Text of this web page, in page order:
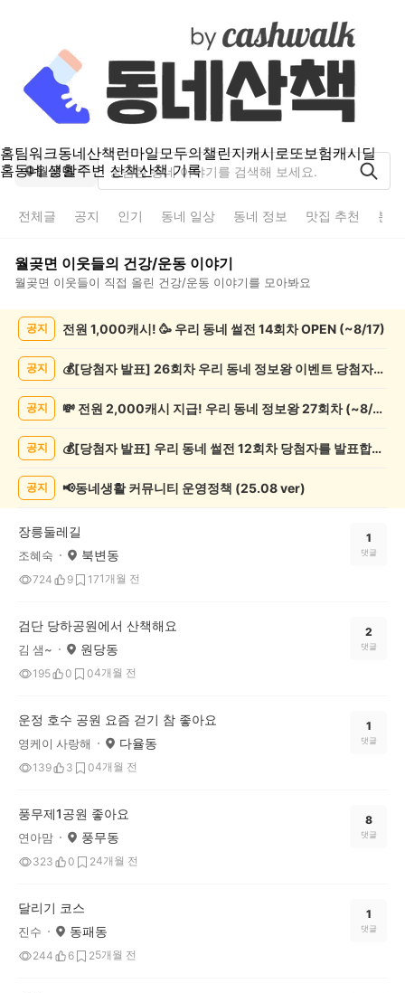
홈팀워크동네산책런마일모두의챌린지캐시로또보험캐시딜
홈동네 생활주변 산책산책 기록
월곶면
전체글 공지 인기 동네 일상 동네 정보 맛집 추천 분
월곶면 이웃들의 건강/운동 이야기
월곶면 이웃들이 직접 올린 건강/운동 이야기를 모아봐요
록
공지 전원 1,000캐시! 🥳 우리 동네 썰전 14회차 OPEN (~8/17)
공지 💰[당첨자 발표] 26회차 우리 동네 정보왕 이벤트 당첨자를 발표합니다!
공지 💸 전원 2,000캐시 지급! 우리 동네 정보왕 27회차 (~8/10)
공지 💰[당첨자 발표] 우리 동네 썰전 12회차 당첨자를 발표합니다!
공지 📢동네생활 커뮤니티 운영정책 (25.08 ver)
장릉둘레길
조혜숙 북변동
724 9 171개월 전
1
댓글
검단 당하공원에서 산책해요
김 샘~ 원당동
195 0 04개월 전
2
댓글
운정 호수 공원 요즘 걷기 참 좋아요
영케이 사랑해 다율동
139 3 04개월 전
1
댓글
풍무제1공원 좋아요
연아맘 풍무동
323 0 24개월 전
8
댓글
달리기 코스
진수 동패동
244 6 25개월 전
1
댓글